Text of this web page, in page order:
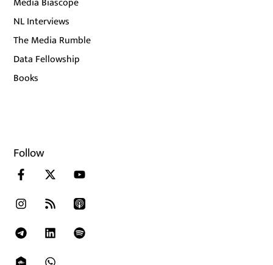
NL Interviews
The Media Rumble
Data Fellowship
Books
Follow